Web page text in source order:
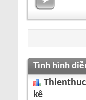
Tình hình
kê